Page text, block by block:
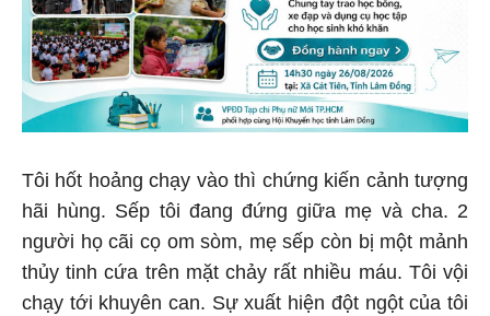
Tôi hốt hoảng chạy vào thì chứng kiến cảnh tượng
hãi hùng. Sếp tôi đang đứng giữa mẹ và cha. 2
người họ cãi cọ om sòm, mẹ sếp còn bị một mảnh
thủy tinh cứa trên mặt chảy rất nhiều máu. Tôi vội
chạy tới khuyên can. Sự xuất hiện đột ngột của tôi